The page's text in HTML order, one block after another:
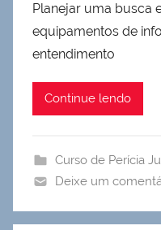
Planejar uma busca
equipamentos de
entendimento
Continue lendo
Curso de Perícia
Deixe um